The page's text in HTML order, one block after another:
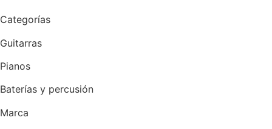
Categorías
Guitarras
Pianos
Baterías y percusión
Marca